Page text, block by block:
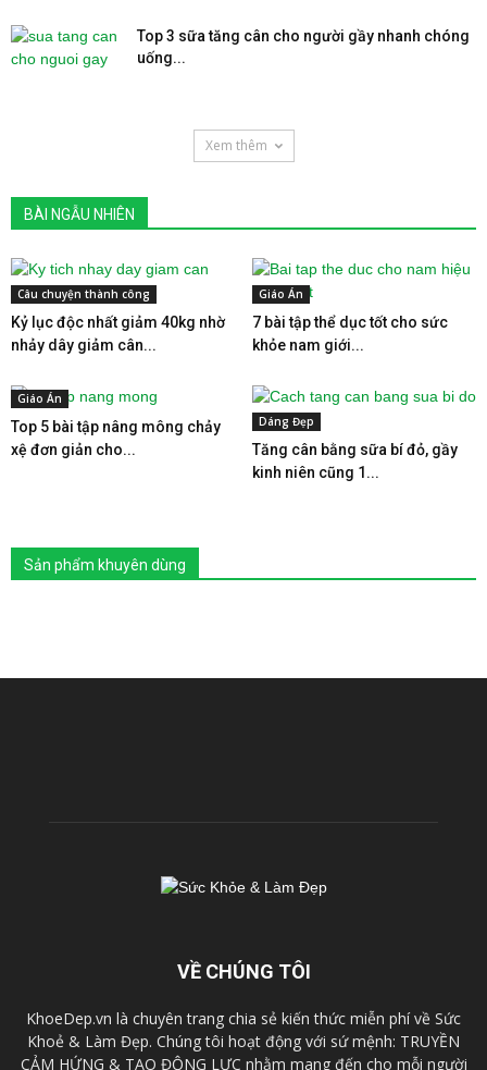
Top 3 sữa tăng cân cho người gầy nhanh chóng
uống...
Xem thêm
BÀI NGẪU NHIÊN
Câu chuyện thành công
Kỷ lục độc nhất giảm 40kg nhờ
nhảy dây giảm cân...
Giáo Án
7 bài tập thể dục tốt cho sức
khỏe nam giới...
Giáo Án
Top 5 bài tập nâng mông chảy
xệ đơn giản cho...
Dáng Đẹp
Tăng cân bằng sữa bí đỏ, gầy
kinh niên cũng 1...
Sản phẩm khuyên dùng
VỀ CHÚNG TÔI
KhoeDep.vn là chuyên trang chia sẻ kiến thức miễn phí về Sức
Khoẻ & Làm Đẹp. Chúng tôi hoạt động với sứ mệnh: TRUYỀN
CẢM HỨNG & TẠO ĐỘNG LỰC nhằm mang đến cho mỗi người